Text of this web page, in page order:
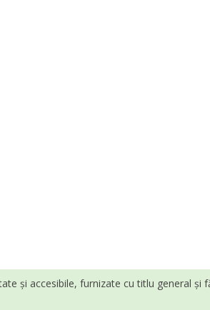
și accesibile, furnizate cu titlu general și